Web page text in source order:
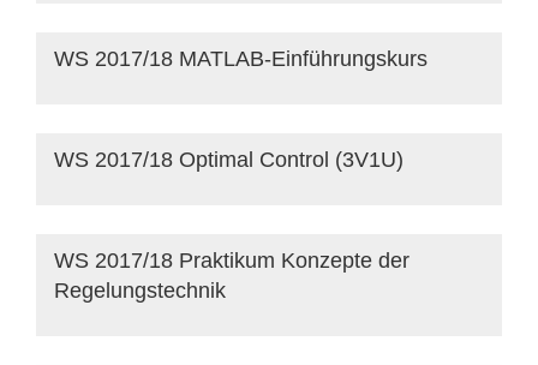
WS 2017/18 MATLAB-Einführungskurs
WS 2017/18 Optimal Control (3V1U)
WS 2017/18 Praktikum Konzepte der
Regelungstechnik